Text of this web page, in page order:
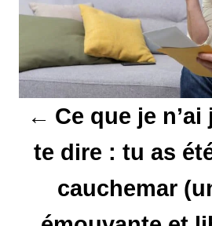
g
a
t
Ce que je
te dire : tu as
cauchemar